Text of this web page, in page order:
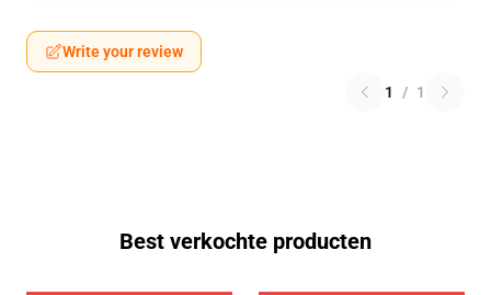
Write your review
1 / 1
Best verkochte producten